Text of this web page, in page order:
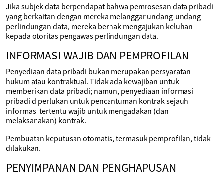
Jika subjek data berpendapat bahwa pemrosesan data pribadi
yang berkaitan dengan mereka melanggar undang-undang
perlindungan data, mereka berhak mengajukan keluhan
kepada otoritas pengawas perlindungan data.
INFORMASI WAJIB DAN PEMPROFILAN
Penyediaan data pribadi bukan merupakan persyaratan
hukum atau kontraktual. Tidak ada kewajiban untuk
memberikan data pribadi; namun, penyediaan informasi
pribadi diperlukan untuk pencantuman kontrak sejauh
informasi tertentu wajib untuk mengadakan (dan
melaksanakan) kontrak.
Pembuatan keputusan otomatis, termasuk pemprofilan, tidak
dilakukan.
PENYIMPANAN DAN PENGHAPUSAN